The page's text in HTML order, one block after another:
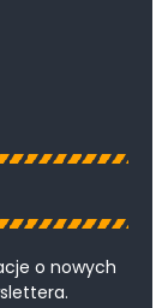
o nowych